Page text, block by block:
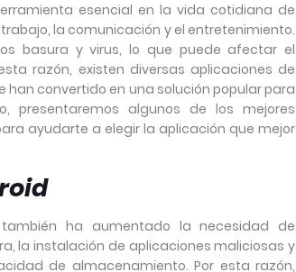
esencial en la vida cotidiana de
la comunicación y el entretenimiento.
basura y virus, lo que puede afectar el
razón, existen diversas aplicaciones de
han convertido en una solución popular para
presentaremos algunos de los mejores
ayudarte a elegir la aplicación que mejor
ha aumentado la necesidad de
la instalación de aplicaciones maliciosas y
de almacenamiento. Por esta razón,